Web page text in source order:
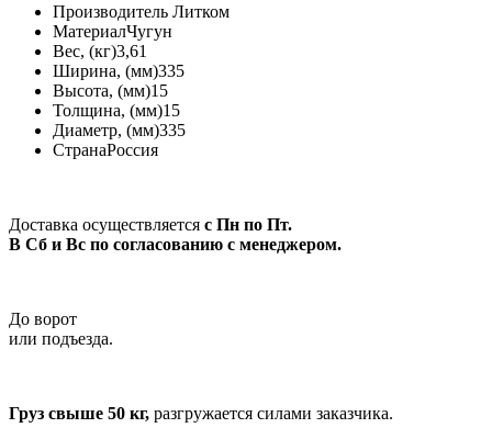
Производитель Литком
МатериалЧугун
Вес, (кг)3,61
Ширина, (мм)335
Высота, (мм)15
Толщина, (мм)15
Диаметр, (мм)335
СтранаРоссия
Доставка осуществляется с Пн по Пт.
В Сб и Вс по согласованию с менеджером.
До ворот
или подъезда.
Груз свыше 50 кг, разгружается силами заказчика.